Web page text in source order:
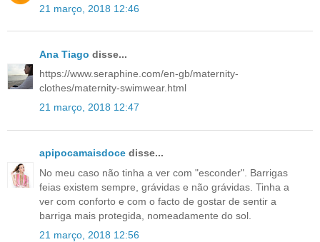
21 março, 2018 12:46
Ana Tiago disse...
https://www.seraphine.com/en-gb/maternity-
clothes/maternity-swimwear.html
21 março, 2018 12:47
apipocamaisdoce disse...
No meu caso não tinha a ver com "esconder". Barrigas
feias existem sempre, grávidas e não grávidas. Tinha a
ver com conforto e com o facto de gostar de sentir a
barriga mais protegida, nomeadamente do sol.
21 março, 2018 12:56